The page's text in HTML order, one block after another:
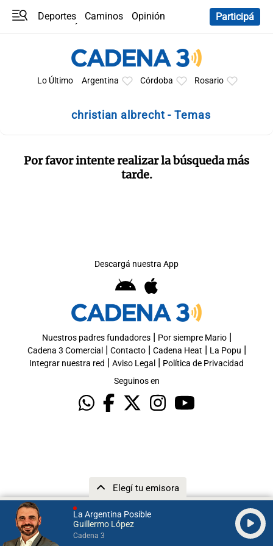
La Argentina Posible
Guillermo López
Cadena 3
Elegí tu emisora
Deportes Caminos
Opinión
Participá
Lo Último Argentina Córdoba Rosario
christian albrecht - Temas
Por favor intente realizar la búsqueda más
tarde.
Descargá nuestra App
Nuestros padres fundadores| Por siempre Mario|
Cadena 3 Comercial | Contacto| Cadena Heat | La Popu |
Integrar nuestra red | Aviso Legal | Política de Privacidad
Seguinos en